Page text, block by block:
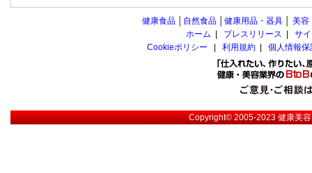
健康食品 自然食品 健康用品・器具 美容
ホーム
プレスリリース
サ
Cookieポリシー
利用規約 個人情報
Copyright© 2005-2023健康美